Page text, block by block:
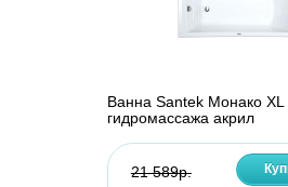
Ванна Santek Монако XL
гидромассажа акрил
21 589р.